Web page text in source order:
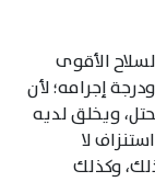
الأقوى
إجرامه؛ لأن
ويخلق لديه
لا
وكذلك